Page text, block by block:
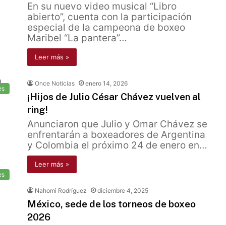
En su nuevo video musical “Libro
abierto”, cuenta con la participación
especial de la campeona de boxeo
Maribel “La pantera”…
Leer más »
Once Noticias enero 14, 2026
¡Hijos de Julio César Chávez vuelven al
ring!
Anunciaron que Julio y Omar Chávez se
enfrentarán a boxeadores de Argentina
y Colombia el próximo 24 de enero en…
Leer más »
Nahomi Rodríguez diciembre 4, 2025
México, sede de los torneos de boxeo
2026